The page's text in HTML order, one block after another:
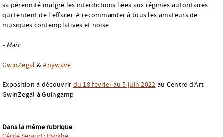
sa pérennité malgré les interdictions liées aux régimes autoritaires
qui tentent de l’effacer. A recommander à tous les amateurs de
musiques contemplatives et noise.
- Marc
GwinZegal &Anywave
Exposition à découvrir du 18 février au 5 juin 2022 au Centre d’Art
GwinZegal à Guingamp
Dans la même rubrique